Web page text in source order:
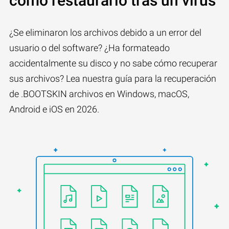
¿Se eliminaron los archivos debido a un error del
usuario o del software? ¿Ha formateado
accidentalmente su disco y no sabe cómo recuperar
sus archivos? Lea nuestra guía para la recuperación
de .BOOTSKIN archivos en Windows, macOS,
Android e iOS en 2026.